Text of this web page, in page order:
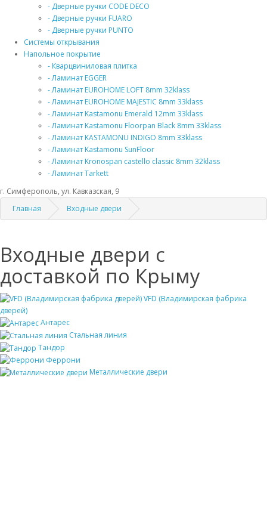
- Дверные ручки CODE DECO
- Дверные ручки FUARO
- Дверные ручки PUNTO
Системы открывания
Напольное покрытие
- Кварцвиниловая плитка
- Ламинат EGGER
- Ламинат EUROHOME LOFT 8mm 32klass
- Ламинат EUROHOME MAJESTIC 8mm 33klass
- Ламинат Kastamonu Emerald 12mm 33klass
- Ламинат Kastamonu Floorpan Black 8mm 33klass
- Ламинат KASTAMONU INDIGO 8mm 33klass
- Ламинат Kastamonu SunFloor
- Ламинат Kronospan castello classic 8mm 32klass
- Ламинат Tarkett
г. Симферополь, ул. Кавказская, 9
Главная
Входные двери
Входные двери с
доставкой по Крыму
VFD (Владимирская фабрика
дверей)
Антарес
Стальная линия
Тандор
Феррони
Металлические двери